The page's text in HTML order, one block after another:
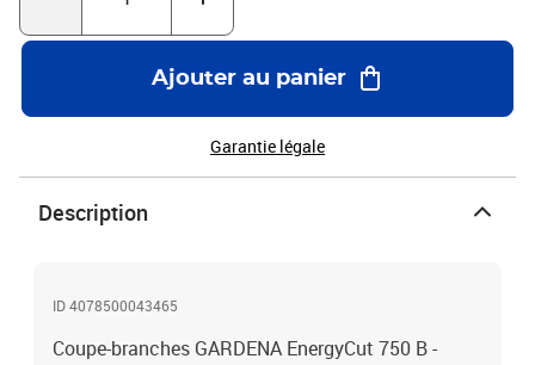
Ajouter au panier
Garantie légale
Description
ID 4078500043465
Coupe-branches GARDENA EnergyCut 750 B -